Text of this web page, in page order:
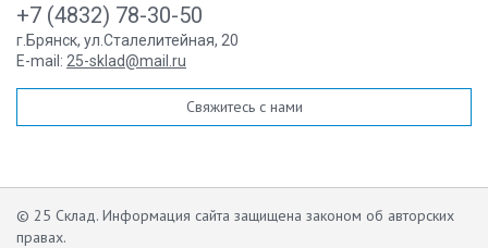
+7 (4832) 78-30-50
г.Брянск, ул.Сталелитейная, 20
E-mail: 25-sklad@mail.ru
Свяжитесь с нами
© 25 Склад. Информация сайта защищена законом об авторских
правах.